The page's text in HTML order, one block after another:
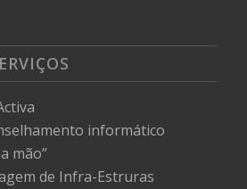
informático
mão”
de Infra-Estruras